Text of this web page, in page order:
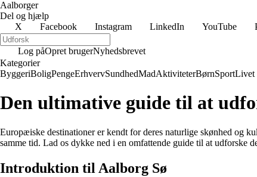
Aalborger
Del og hjælp
X
Facebook Instagram LinkedIn YouTube
Log påOpret brugerNyhedsbrevet
Kategorier
ByggeriBoligPengeErhvervSundhedMadAktiviteterBørnSportLivet
Den ultimative guide til at
Europæiske destinationer er kendt for deres naturlige skønhed og
samme tid. Lad os dykke ned i en omfattende guide til at udforske
Introduktion til Aalborg Sø